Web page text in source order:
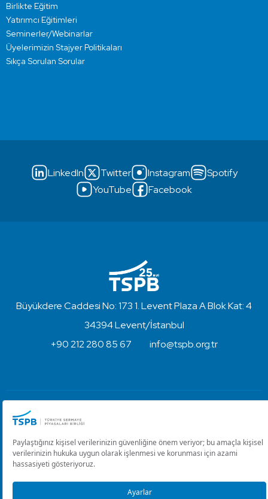
Birlikte Eğitim
Yatırımcı Eğitimleri
Seminerler/Webinarlar
Üyelerimizin Stajyer Politikaları
Sıkça Sorulan Sorular
LinkedIn Twitter Instagram
Spotify
YouTube
Facebook
Büyükdere Caddesi No: 173 1. Levent Plaza A Blok Kat: 4
34394 Levent/İstanbul
+90 212 280 85 67
info@tspb.org.tr
Kullanım Koşulları ve Gizlilik
Çerez Ayarlarını Düzenle